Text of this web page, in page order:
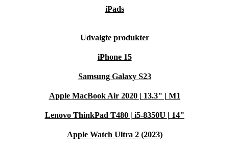
iPads
Udvalgte produkter
iPhone 15
Samsung Galaxy S23
Apple MacBook Air 2020 | 13.3" | M1
Lenovo ThinkPad T480 | i5-8350U | 14"
Apple Watch Ultra 2 (2023)